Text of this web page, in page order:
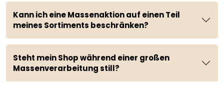
Kann ich eine Massenaktion auf einen Teil
meines Sortiments beschränken?
Steht mein Shop während einer großen
Massenverarbeitung still?